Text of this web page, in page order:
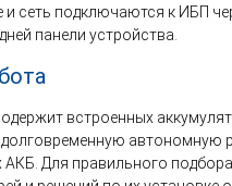
и сеть подключаются к ИБП
панели устройства.
встроенных
автономную
Для правильного